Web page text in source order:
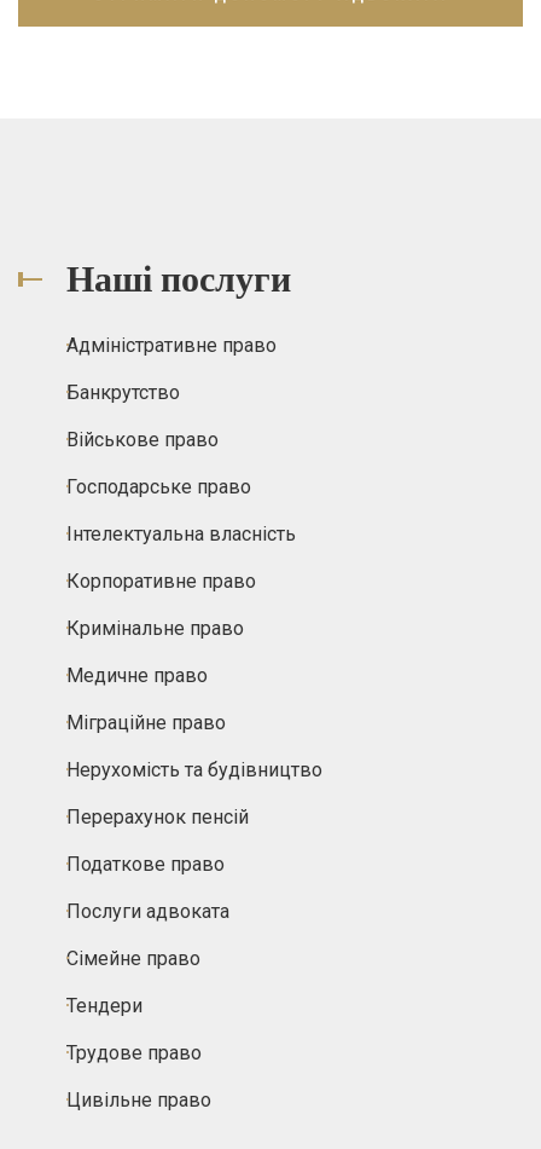
Наші послуги
Адміністративне право
Банкрутство
Військове право
Господарське право
Інтелектуальна власність
Корпоративне право
Кримінальне право
Медичне право
Міграційне право
Нерухомість та будівництво
Перерахунок пенсій
Податкове право
Послуги адвоката
Сімейне право
Тендери
Трудове право
Цивільне право